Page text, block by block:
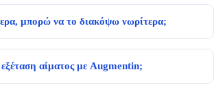
μπορώ να το διακόψω νωρίτερα;
εξέταση αίματος με Augmentin;